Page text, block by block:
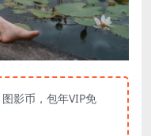
图影币，包年VIP免